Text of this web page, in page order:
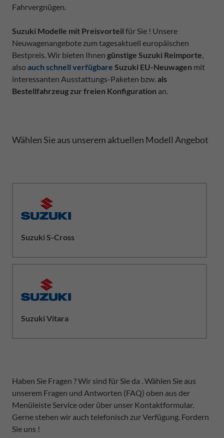
Fahrvergnügen.
Suzuki Modelle mit Preisvorteil für Sie ! Unsere
Neuwagenangebote zum tagesaktuell europäischen
Bestpreis. Wir bieten Ihnen günstige Suzuki Reimporte,
also auch schnell verfügbare Suzuki EU-Neuwagen mit
interessanten Ausstattungs-Paketen bzw.als
Bestellfahrzeug zur freien Konfiguration an.
Wählen Sie aus unserem aktuellen Modell Angebot
Suzuki S-Cross
Suzuki Vitara
Haben Sie Fragen ? Wir sind für Sie da . Wählen Sie aus
unserem Fragen und Antworten (FAQ) oben aus der
Menüleiste Service oder über unser Kontaktformular.
Gerne stehen wir auch telefonisch zur Verfügung. Fordern
Sie uns !